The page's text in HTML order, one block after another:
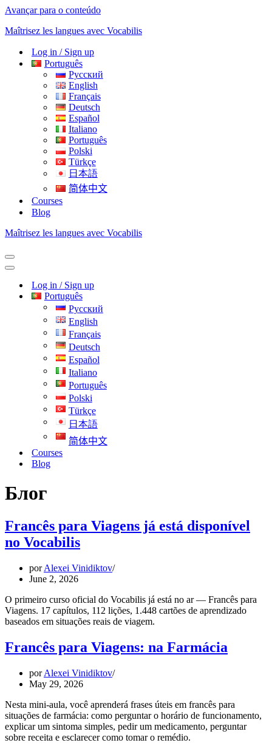
Avançar para o conteúdo
Maîtrisez les langues avec Vocabilis
Log in / Sign up
Português
Русский
English
Français
Deutsch
Español
Italiano
Português
Polski
Türkçe
日本語
简体中文
Courses
Blog
Maîtrisez les langues avec Vocabilis
Menu
de
Menu
navegaçãoLog in / Sign up
Português
Русский
English
Français
Deutsch
Español
Italiano
Português
Polski
Türkçe
日本語
简体中文
Courses
Blog
Блог
Francês para Viagens já está disponível
no Vocabilis
porAlexei Vinidiktov
June 2, 2026
O primeiro curso oficial do Vocabilis já está no ar — Francês para
Viagens. 17 capítulos, 112 lições, 1.448 cartões de aprendizado
baseados em situações reais de viagem.
Francês para Viagens: na Farmácia
porAlexei Vinidiktov
May 29, 2026
Nesta mini-aula, você aprenderá frases úteis em francês para
situações de farmácia: como perguntar o horário de funcionamento,
explicar um sintoma simples, pedir um medicamento, perguntar
sobre receita e esclarecer como tomar o remédio.